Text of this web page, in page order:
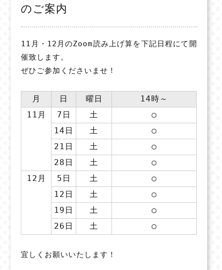
のご案内
11月・12月のZoom読み上げ算を下記日程にて開
催致します。
ぜひご参加くださいませ！
月 日 曜日
14時～
11月
7日 土
○
14日
土
○
21日
土
○
28日
土
○
12月
5日 土
○
12日
土
○
19日
土
○
26日
土 ○
宜しくお願いいたします！